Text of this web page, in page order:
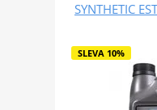
SYNTHETIC
SLEVA 10%